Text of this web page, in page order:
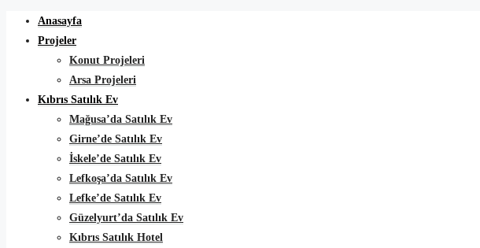
Anasayfa
Projeler
Konut Projeleri
Arsa Projeleri
Kıbrıs Satılık Ev
Mağusa’da Satılık Ev
Girne’de Satılık Ev
İskele’de Satılık Ev
Lefkoşa’da Satılık Ev
Lefke’de Satılık Ev
Güzelyurt’da Satılık Ev
Kıbrıs Satılık Hotel